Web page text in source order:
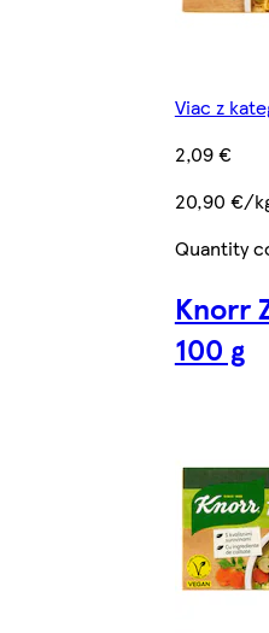
Viac z
2,09 €
20,90 €/
Quantity
Knorr
100 g